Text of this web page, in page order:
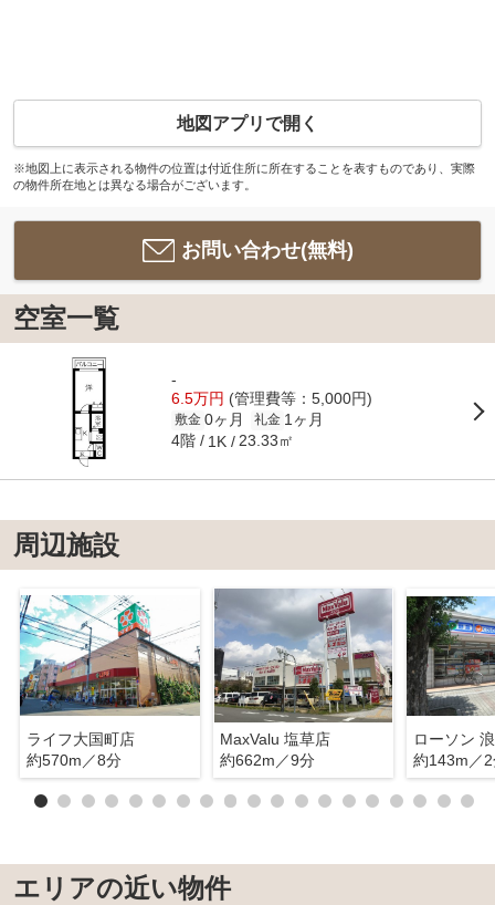
地図アプリで開く
※地図上に表示される物件の位置は付近住所に所在することを表すものであり、実際
の物件所在地とは異なる場合がございます。
お問い合わせ(無料)
空室一覧
-
6.5万円 (管理費等：5,000円)
敷金 0ヶ月 礼金 1ヶ月
4階 1K 23.33㎡
周辺施設
ライフ大国町店
約570m／8分
MaxValu 塩草店
約662m／9分
約143m／
エリアの近い物件